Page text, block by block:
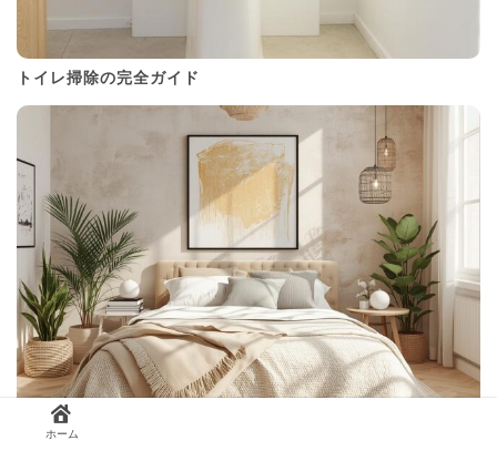
トイレ掃除の完全ガイド
寝室を整えるコツまとめ
ホーム